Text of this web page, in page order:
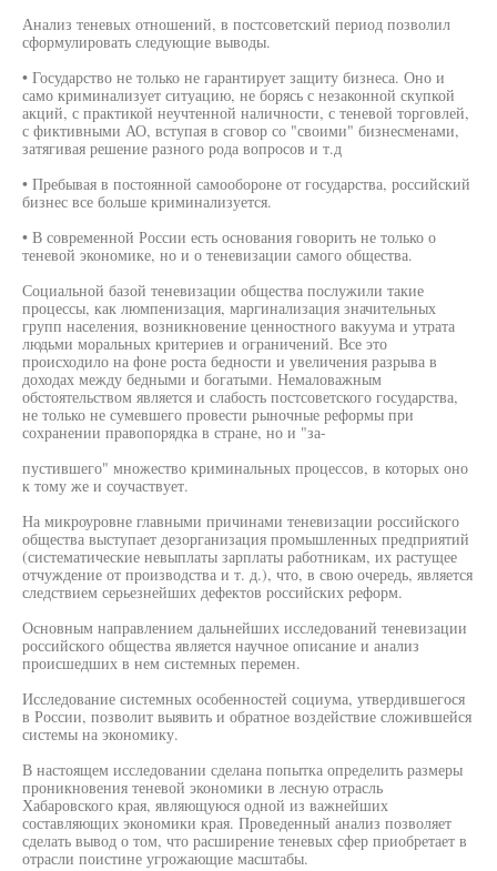
Анализ теневых отношений, в постсоветский период позволил
сформулировать следующие выводы.
• Государство не только не гарантирует защиту бизнеса. Оно и
само криминализует ситуацию, не борясь с незаконной скупкой
акций, с практикой неучтенной наличности, с теневой торговлей,
с фиктивными АО, вступая в сговор со "своими" бизнесменами,
затягивая решение разного рода вопросов и т.д
• Пребывая в постоянной самообороне от государства, российский
бизнес все больше криминализуется.
• В современной России есть основания говорить не только о
теневой экономике, но и о теневизации самого общества.
Социальной базой теневизации общества послужили такие
процессы, как люмпенизация, маргинализация значительных
групп населения, возникновение ценностного вакуума и утрата
людьми моральных критериев и ограничений. Все это
происходило на фоне роста бедности и увеличения разрыва в
доходах между бедными и богатыми. Немаловажным
обстоятельством является и слабость постсоветского государства,
не только не сумевшего провести рыночные реформы при
сохранении правопорядка в стране, но и "за-
пустившего" множество криминальных процессов, в которых оно
к тому же и соучаствует.
На микроуровне главными причинами теневизации российского
общества выступает дезорганизация промышленных предприятий
(систематические невыплаты зарплаты работникам, их растущее
отчуждение от производства и т. д.), что, в свою очередь, является
следствием серьезнейших дефектов российских реформ.
Основным направлением дальнейших исследований теневизации
российского общества является научное описание и анализ
происшедших в нем системных перемен.
Исследование системных особенностей социума, утвердившегося
в России, позволит выявить и обратное воздействие сложившейся
системы на экономику.
В настоящем исследовании сделана попытка определить размеры
проникновения теневой экономики в лесную отрасль
Хабаровского края, являющуюся одной из важнейших
составляющих экономики края. Проведенный анализ позволяет
сделать вывод о том, что расширение теневых сфер приобретает в
отрасли поистине угрожающие масштабы.